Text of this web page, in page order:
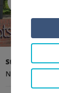
Startseite
Nachrichten